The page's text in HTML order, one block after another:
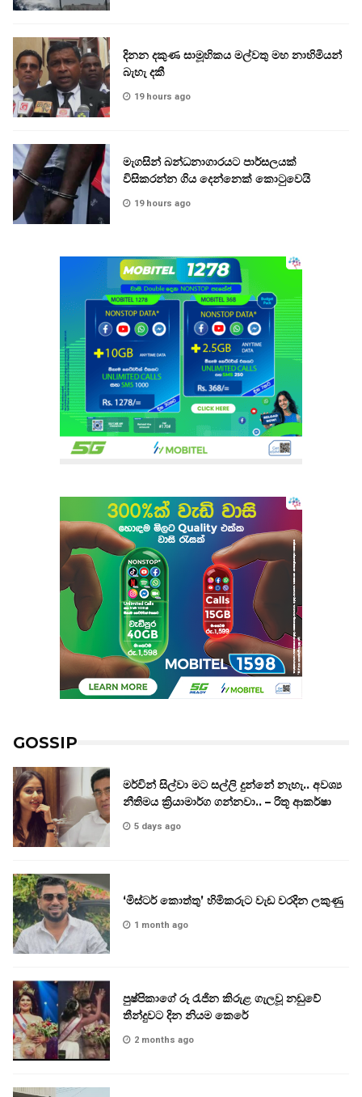
දිනන දකුණ සාමූහිකය මල්වතු මහ නාහිමියන්
බැහැ දකී
19 hours ago
මැගසින් බන්ධනාගාරයට පාර්සලයක්
විසිකරන්න ගිය දෙන්නෙක් කොටුවෙයි
19 hours ago
GOSSIP
මර්වින් සිල්වා මට සල්ලි දුන්නේ නැහැ.. අවශ්‍ය
නීතිමය ක්‍රියාමාර්ග ගන්නවා.. – රිතූ ආකර්ෂා
5 days ago
‘මිස්ටර් කොත්තු’ හිමිකරුට වැඩ වරදින ලකුණු
1 month ago
පුෂ්පිකාගේ රූ රැජින කිරුළ ගැලවූ නඩුවේ
තීන්දුවට දින නියම කෙරේ
2 months ago